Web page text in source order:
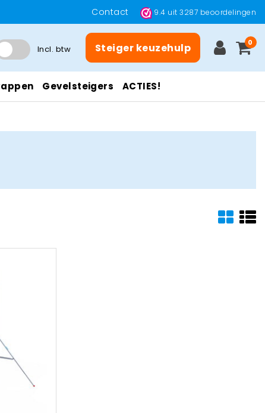
Contact 9.4 uit3287 beoordelingen
Incl. btw Steiger keuzehulp 0
Gevelsteigers ACTIES!